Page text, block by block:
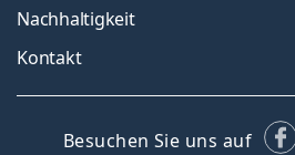
Nachhaltigkeit
Kontakt
Besuchen Sie uns auf